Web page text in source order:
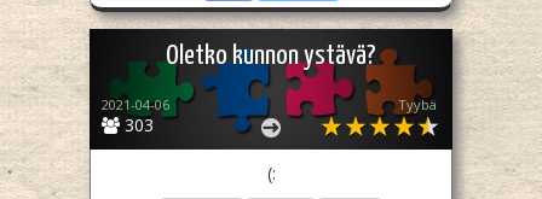
Oletko kunnon ystävä?
303
2021-04-06 Tyybä
(: